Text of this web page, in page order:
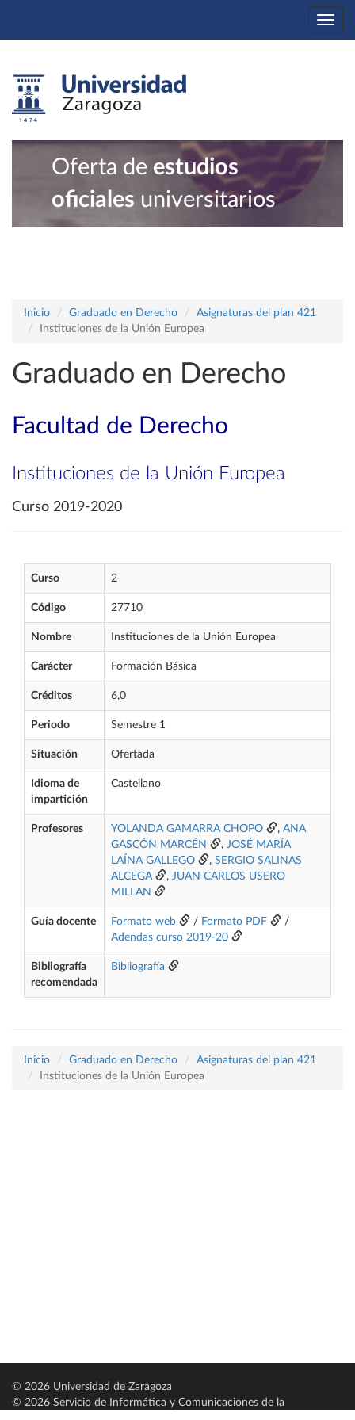
Oferta de estudios
oficiales universitarios
Inicio Graduado en Derecho
Asignaturas del plan 421
Instituciones de la Unión Europea
Graduado en Derecho
Facultad de Derecho
Instituciones de la Unión Europea
Curso 2019-2020
Curso 2
Código 27710
Nombre Instituciones de la Unión Europea
Carácter Formación Básica
Créditos 6,0
Periodo Semestre 1
Situación Ofertada
Idioma de
impartición
Castellano
Profesores YOLANDA GAMARRA CHOPO , ANA
GASCÓN MARCÉN
, JOSÉ MARÍA
LAÍNA GALLEGO
, SERGIO SALINAS
ALCEGA
, JUAN CARLOS USERO
MILLAN
Guía docente Formato web / Formato PDF
/
Adendas curso 2019-20
Bibliografía
recomendada
Bibliografía
Inicio Graduado en Derecho
Asignaturas del plan 421
Instituciones de la Unión Europea
© 2026 Universidad de Zaragoza
© 2026 Servicio de Informática y Comunicaciones de la